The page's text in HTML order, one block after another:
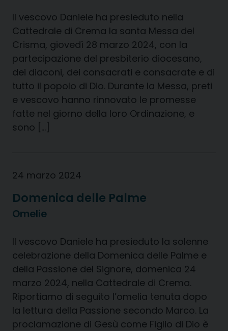
Il vescovo Daniele ha presieduto nella
Cattedrale di Crema la santa Messa del
Crisma, giovedì 28 marzo 2024, con la
partecipazione del presbiterio diocesano,
dei diaconi, dei consacrati e consacrate e di
tutto il popolo di Dio. Durante la Messa, preti
e vescovo hanno rinnovato le promesse
fatte nel giorno della loro Ordinazione, e
sono […]
24 marzo 2024
Domenica delle Palme
Omelie
Il vescovo Daniele ha presieduto la solenne
celebrazione della Domenica delle Palme e
della Passione del Signore, domenica 24
marzo 2024, nella Cattedrale di Crema.
Riportiamo di seguito l’omelia tenuta dopo
la lettura della Passione secondo Marco. La
proclamazione di Gesù come Figlio di Dio è